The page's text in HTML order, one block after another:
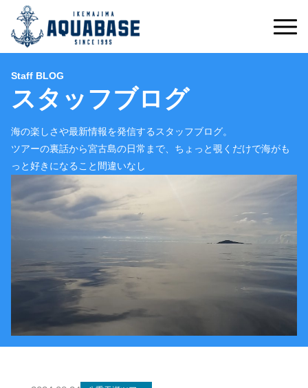
Staff BLOG
スタッフブログ
海の楽しさや最新情報を発信するスタッフブログ。
ツアーの裏話から宮古島の日常まで、ちょっと覗くだけで海がも
っと好きになること間違いなし